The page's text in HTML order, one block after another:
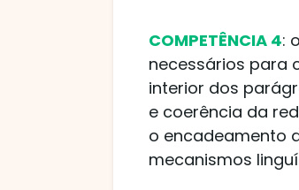
COMPETÊNCIA 4:
necessários para
interior dos
e coerência da
o encadeamento
mecanismos